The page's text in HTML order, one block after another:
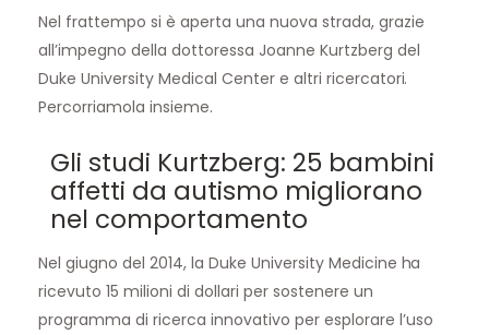
Nel frattempo si è aperta una nuova strada, grazie
all’impegno della dottoressa Joanne Kurtzberg del
Duke University Medical Center e altri ricercatori.
Percorriamola insieme.
Gli studi Kurtzberg: 25 bambini
affetti da autismo migliorano
nel comportamento
Nel giugno del 2014, la Duke University Medicine ha
ricevuto 15 milioni di dollari per sostenere un
programma di ricerca innovativo per esplorare l’uso